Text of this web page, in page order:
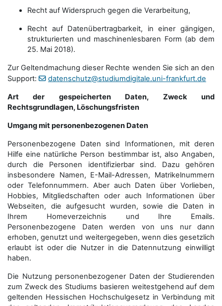
Recht auf Widerspruch gegen die Verarbeitung,
Recht auf Datenübertragbarkeit, in einer gängigen,
strukturierten und maschinenlesbaren Form (ab dem
25. Mai 2018).
Zur Geltendmachung dieser Rechte wenden Sie sich an den
Support:
datenschutz@studiumdigitale.uni-frankfurt.de
Art der gespeicherten Daten, Zweck und
Rechtsgrundlagen, Löschungsfristen
Umgang mit personenbezogenen Daten
Personenbezogene Daten sind Informationen, mit deren
Hilfe eine natürliche Person bestimmbar ist, also Angaben,
durch die Personen identifizierbar sind. Dazu gehören
insbesondere Namen, E-Mail-Adressen, Matrikelnummern
oder Telefonnummern. Aber auch Daten über Vorlieben,
Hobbies, Mitgliedschaften oder auch Informationen über
Webseiten, die aufgesucht wurden, sowie die Daten in
Ihrem Homeverzeichnis und Ihre Emails.
Personenbezogene Daten werden von uns nur dann
erhoben, genutzt und weitergegeben, wenn dies gesetzlich
erlaubt ist oder die Nutzer in die Datennutzung einwilligt
haben.
Die Nutzung personenbezogener Daten der Studierenden
zum Zweck des Studiums basieren weitestgehend auf dem
geltenden Hessischen Hochschulgesetz in Verbindung mit